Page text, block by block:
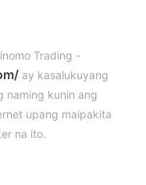
Trading -
ay kasalukuyang
naming kunin ang
upang maipakita
na ito.